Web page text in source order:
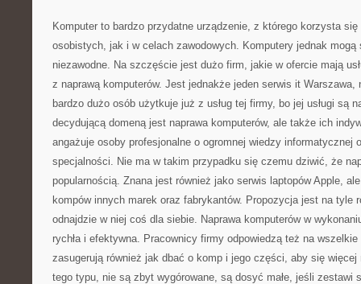
Komputer to bardzo przydatne urządzenie, z którego korzysta
osobistych, jak i w celach zawodowych. Komputery jednak
niezawodne. Na szczęście jest dużo firm, jakie w ofercie mają
z naprawą komputerów. Jest jednakże jeden serwis it Warszawa,
bardzo dużo osób użytkuje już z usług tej firmy, bo jej usługi są
decydującą domeną jest naprawa komputerów, ale także ich
angażuje osoby profesjonalne o ogromnej wiedzy informatycznej
specjalności. Nie ma w takim przypadku się czemu dziwić, że
popularnością. Znana jest również jako serwis laptopów Apple,
kompów innych marek oraz fabrykantów. Propozycja jest na tyle
odnajdzie w niej coś dla siebie. Naprawa komputerów w
rychła i efektywna. Pracownicy firmy odpowiedzą też na
zasugerują również jak dbać o komp i jego części, aby się więcej
tego typu, nie są zbyt wygórowane, są dosyć małe, jeśli zestawi